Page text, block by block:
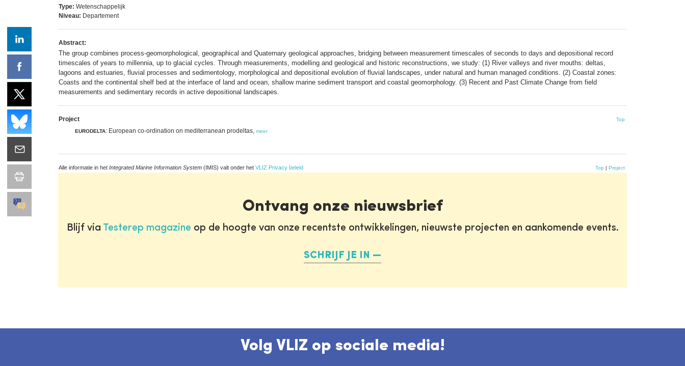
Type: Wetenschappelijk
Niveau: Departement
Abstract:
The group combines process-geomorphological, geographical and Quaternary geological approaches, bridging between measurement timescales of seconds to days and depositional record
timescales of years to millennia, up to glacial cycles. Through measurements, modelling and geological and historic reconstructions, we study: (1) River valleys and river mouths: deltas,
lagoons and estuaries, fluvial processes and sedimentology, morphological and depositional evolution of fluvial landscapes, under natural and human managed conditions. (2) Coastal zones:
Coasts and the continental shelf bed at the interface of land and ocean, shallow marine sediment transport and coastal geomorphology. (3) Recent and Past Climate Change from field
measurements and sedimentary records in active depositional landscapes.
Project Top
EURODELTA: European co-ordination on mediterranean prodeltas, meer
Alle informatie in het Integrated Marine Information System (IMIS) valt onder het VLIZ Privacy beleid Top | Project
Ontvang onze nieuwsbrief
Blijf via Testerep magazine op de hoogte van onze recentste ontwikkelingen, nieuwste projecten en aankomende events.
SCHRIJF JE IN
Volg VLIZ op sociale media!